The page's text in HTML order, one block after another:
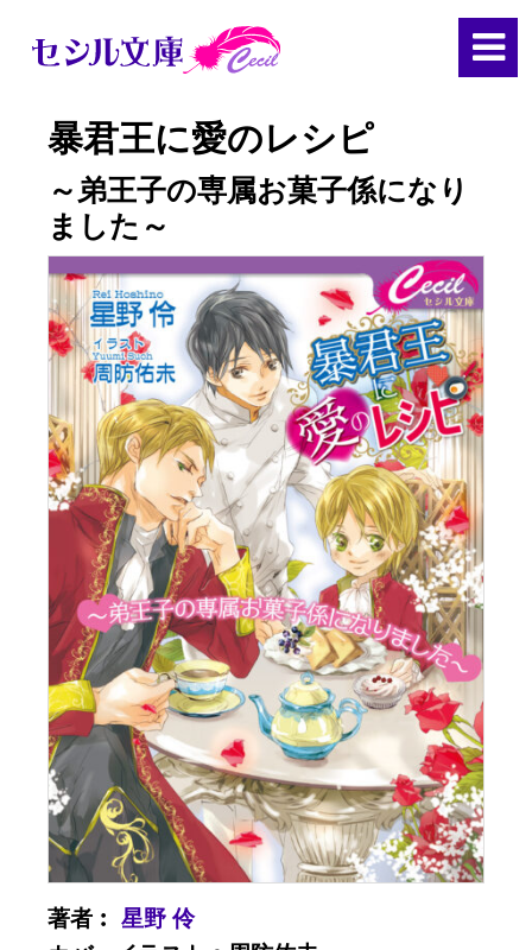
暴君王に愛のレシピ
～弟王子の専属お菓子係になり
ました～
著者︰ 星野 伶